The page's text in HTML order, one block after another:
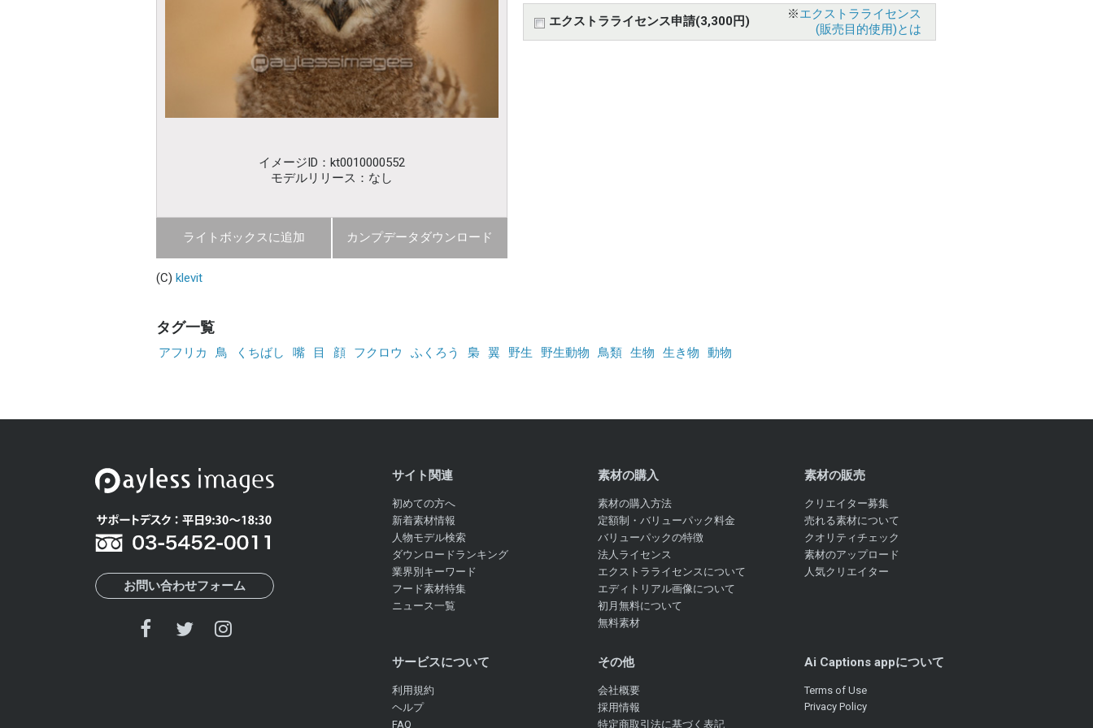
イメージID：kt0010000552
モデルリリース：なし
ライトボックスに追加 カンプデータダウンロード
エクストラライセンス申請(3,300円) ※エクストラライセンス
(販売目的使用)とは
(C) klevit
タグ一覧
アフリカ 鳥 くちばし 嘴 目 顔 フクロウ ふくろう 梟 翼 野生 野生動物 鳥類 生物 生き物 動物
お問い合わせフォーム
サイト関連
初めての方へ
新着素材情報
人物モデル検索
ダウンロードランキング
業界別キーワード
フード素材特集
ニュース一覧
素材の購入
素材の購入方法
定額制・バリューパック料金
バリューパックの特徴
法人ライセンス
エクストラライセンスについて
エディトリアル画像について
初月無料について
無料素材
素材の販売
クリエイター募集
売れる素材について
クオリティチェック
素材のアップロード
人気クリエイター
サービスについて
利用規約
ヘルプ
FAQ
その他
会社概要
採用情報
特定商取引法に基づく表記
Ai Captions appについて
Terms of Use
Privacy Policy